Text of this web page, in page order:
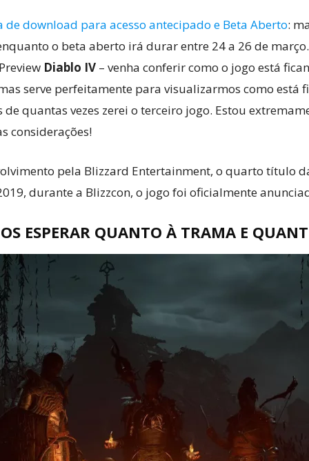
download para acesso antecipado e Beta Aberto:
o beta aberto irá durar entre 24 a 26 de
Diablo IV – venha conferir como o jogo está
serve perfeitamente para visualizarmos como está
quantas vezes zerei o terceiro jogo. Estou
considerações!
pela Blizzard Entertainment, o quarto título
durante a Blizzcon, o jogo foi oficialmente
ESPERAR QUANTO À TRAMA E